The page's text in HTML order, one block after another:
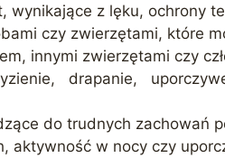
z lęku, ochrony
czy zwierzętami, które
innymi zwierzętami czy
drapanie,
do trudnych zachowań
aktywność w nocy czy